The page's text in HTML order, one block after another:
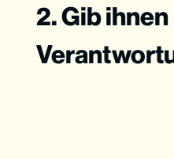
2. Gib ihnen